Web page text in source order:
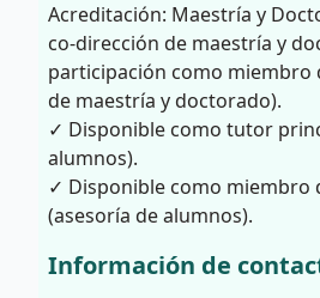
Acreditación: Maestría y
co-dirección de maestría y
participación como miembro
de maestría y doctorado).
✓ Disponible como tutor
alumnos).
✓ Disponible como miembro
(asesoría de alumnos).
Información de